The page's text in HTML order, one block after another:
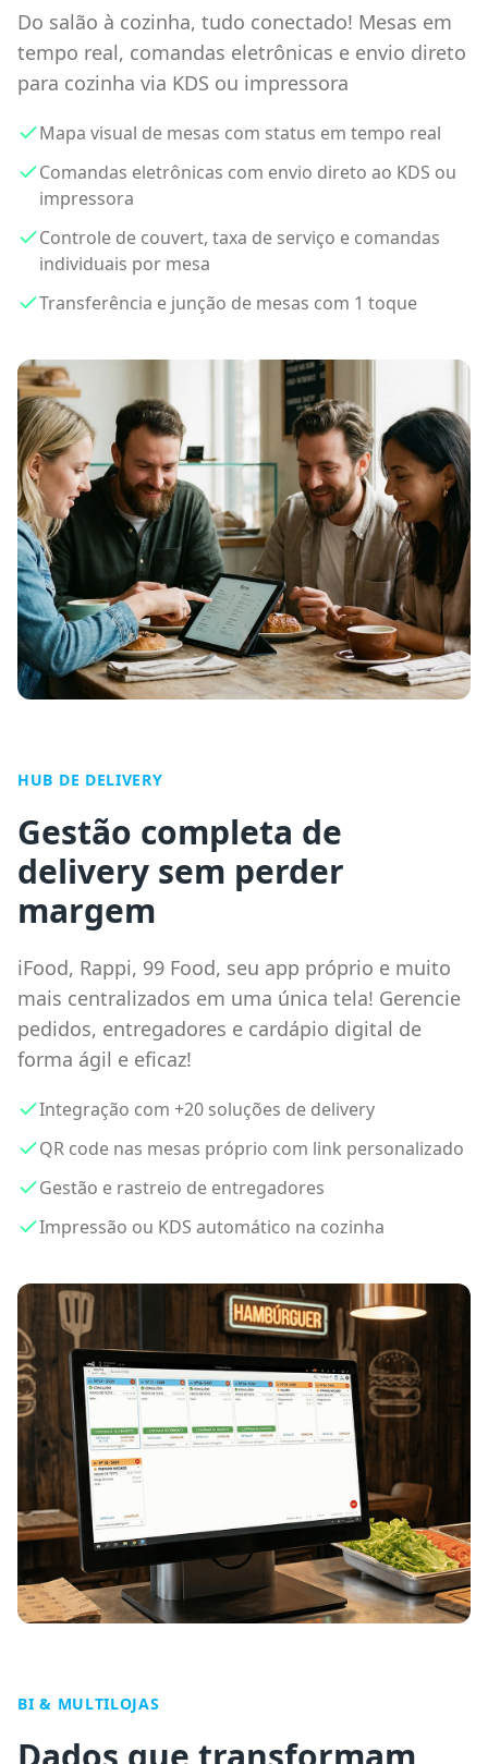
Do salão à cozinha, tudo conectado! Mesas em
tempo real, comandas eletrônicas e envio direto
para cozinha via KDS ou impressora
Mapa visual de mesas com status em tempo real
Comandas eletrônicas com envio direto ao KDS ou
impressora
Controle de couvert, taxa de serviço e comandas
individuais por mesa
Transferência e junção de mesas com 1 toque
HUB DE DELIVERY
Gestão completa de
delivery sem perder
margem
iFood, Rappi, 99 Food, seu app próprio e muito
mais centralizados em uma única tela! Gerencie
pedidos, entregadores e cardápio digital de
forma ágil e eficaz!
Integração com +20 soluções de delivery
QR code nas mesas próprio com link personalizado
Gestão e rastreio de entregadores
Impressão ou KDS automático na cozinha
BI & MULTILOJAS